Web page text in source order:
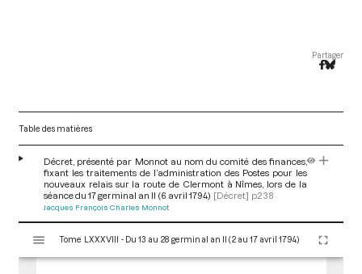
Partager
Table des matières
Décret, présenté par Monnot au nom du comité des finances,
fixant les traitements de l’administration des Postes pour les
nouveaux relais sur la route de Clermont à Nîmes, lors de la
séance du 17 germinal an II (6 avril 1794) [Décret] p.238
Jacques François Charles Monnot
s
Tome LXXXVIII - Du 13 au 28 germinal an II (2 au 17 avril 1794)